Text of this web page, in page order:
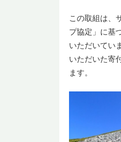
この取組は、
プ協定」に基
いただいてい
いただいた寄
ます。